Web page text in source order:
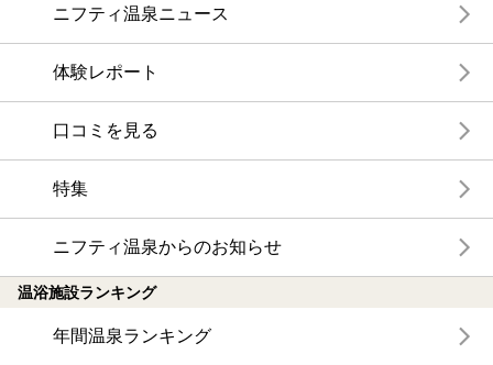
ニフティ温泉ニュース
体験レポート
口コミを見る
特集
ニフティ温泉からのお知らせ
温浴施設ランキング
年間温泉ランキング